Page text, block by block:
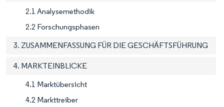
2.1 Analysemethodik
2.2 Forschungsphasen
3. ZUSAMMENFASSUNG FÜR DIE GESCHÄFTSFÜHRUNG
4. MARKTEINBLICKE
4.1 Marktübersicht
4.2 Markttreiber